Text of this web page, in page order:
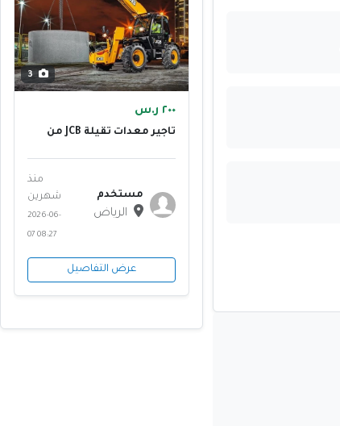
3
٢٠٠ ر.س
تأجير معدات ثقيلة JCB من
مستخدم
الرياض
منذ
شهرين
2026-06-
07 08:27
عرض التفاصيل